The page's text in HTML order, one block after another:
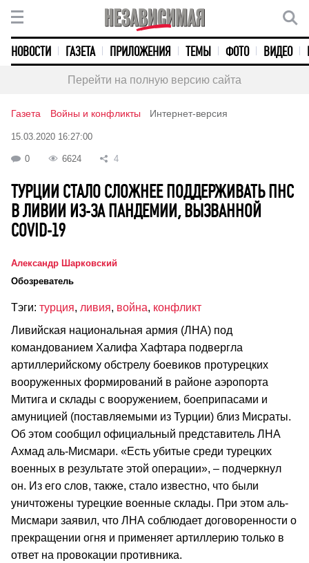
НОВОСТИ ГАЗЕТА ПРИЛОЖЕНИЯ ТЕМЫ ФОТО ВИДЕО
Перейти на полную версию сайта
Газета Войны и конфликты Интернет-версия
15.03.2020 16:27:00
0 6624 4
ТУРЦИИ СТАЛО СЛОЖНЕЕ ПОДДЕРЖИВАТЬ ПНС
В ЛИВИИ ИЗ-ЗА ПАНДЕМИИ, ВЫЗВАННОЙ
COVID-19
Александр Шарковский
Обозреватель
Тэги: турция, ливия, война, конфликт
Ливийская национальная армия (ЛНА) под
командованием Халифа Хафтара подвергла
артиллерийскому обстрелу боевиков протурецких
вооруженных формирований в районе аэропорта
Митига и склады с вооружением, боеприпасами и
амуницией (поставляемыми из Турции) близ Мисраты.
Об этом сообщил официальный представитель ЛНА
Ахмад аль-Мисмари. «Есть убитые среди турецких
военных в результате этой операции», – подчеркнул
он. Из его слов, также, стало известно, что были
уничтожены турецкие военные склады. При этом аль-
Мисмари заявил, что ЛНА соблюдает договоренности о
прекращении огня и применяет артиллерию только в
ответ на провокации противника.